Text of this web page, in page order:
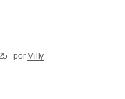
por Milly